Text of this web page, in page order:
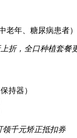
老年、糖尿病患者）
折，全口种植套餐
持器）
领千元矫正抵扣券